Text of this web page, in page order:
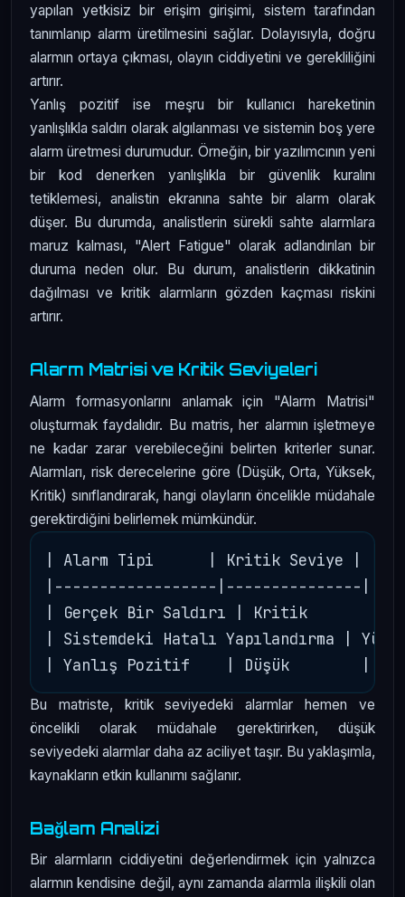
yapılan yetkisiz bir erişim girişimi, sistem tarafından
tanımlanıp alarm üretilmesini sağlar. Dolayısıyla, doğru
alarmın ortaya çıkması, olayın ciddiyetini ve gerekliliğini
artırır.
Yanlış pozitif ise meşru bir kullanıcı hareketinin
yanlışlıkla saldırı olarak algılanması ve sistemin boş yere
alarm üretmesi durumudur. Örneğin, bir yazılımcının yeni
bir kod denerken yanlışlıkla bir güvenlik kuralını
tetiklemesi, analistin ekranına sahte bir alarm olarak
düşer. Bu durumda, analistlerin sürekli sahte alarmlara
maruz kalması, "Alert Fatigue" olarak adlandırılan bir
duruma neden olur. Bu durum, analistlerin dikkatinin
dağılması ve kritik alarmların gözden kaçması riskini
artırır.
Alarm Matrisi ve Kritik Seviyeleri
Alarm formasyonlarını anlamak için "Alarm Matrisi"
oluşturmak faydalıdır. Bu matris, her alarmın işletmeye
ne kadar zarar verebileceğini belirten kriterler sunar.
Alarmları, risk derecelerine göre (Düşük, Orta, Yüksek,
Kritik) sınıflandırarak, hangi olayların öncelikle müdahale
gerektirdiğini belirlemek mümkündür.
| Alarm Tipi      | Kritik Seviye |
|------------------|---------------|
| Gerçek Bir Saldırı | Kritik       |
| Sistemdeki Hatalı Yapılandırma |
Bu matriste, kritik seviyedeki alarmlar hemen ve
öncelikli olarak müdahale gerektirirken, düşük
seviyedeki alarmlar daha az aciliyet taşır. Bu yaklaşımla,
kaynakların etkin kullanımı sağlanır.
Bağlam Analizi
Bir alarmların ciddiyetini değerlendirmek için yalnızca
alarmın kendisine değil, aynı zamanda alarmla ilişkili olan